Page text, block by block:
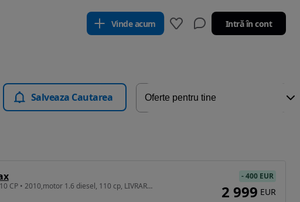
Vinde acum Intră în cont
Salveaza Cautarea
1560 cm3 • 110 CP • 2010,motor 1.6 diesel, 110 cp, LIVRARE GRATUITA, GARANTIE
-400 EUR
2 999 EUR